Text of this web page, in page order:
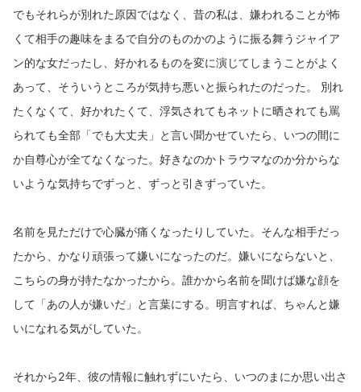
でもそれらが別れた原因ではなく、昔の私は、嫌われることが怖
くて相手の趣味をまるで自分のものかのように振る舞うジャイア
ン的な女だったし、好かれるものを変に演じてしまうことがよく
あって、そういうところが気持ち悪いと振られたのだった。 別れ
たくなくて、好かれたくて、浮気されてもネットに晒されても罵
られても全部「でも大丈夫」と言い聞かせていたら、いつの間に
か自尊心が全てなくなった。好きなのかトラウマなのか分からな
いような気持ちでずっと、ずっと引きずっていた。
名前を見ただけで心臓が痛くなったりしていた。そんな相手だっ
たから、かなり頑張って嫌いになったのだ。嫌いにならないと、
こちらの身が持たなかったから。誰かから名前を聞けば嫌な顔を
して「あの人が嫌いだ」と言葉にする。明言すれば、ちゃんと嫌
いになれる気がしていた。
それから2年、彼の情報に触れずにいたら、いつのまにか思い出さ